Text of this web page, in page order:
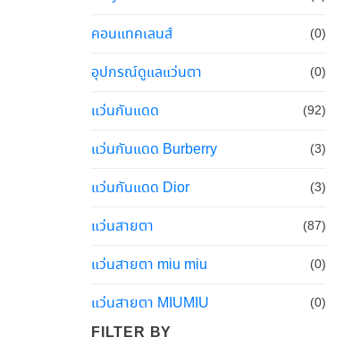
คอนแทคเลนส์ (0)
อุปกรณ์ดูแลแว่นตา (0)
แว่นกันแดด (92)
แว่นกันแดด Burberry (3)
แว่นกันแดด Dior (3)
แว่นสายตา (87)
แว่นสายตา miu miu (0)
แว่นสายตา MIUMIU (0)
FILTER BY